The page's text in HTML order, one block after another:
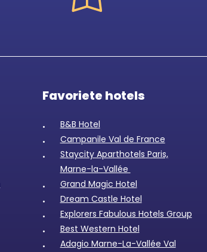
Favoriete hotels
B&B Hotel
Campanile Val de France
Staycity Aparthotels Paris,
Marne-la-Vallée
Grand Magic Hotel
Dream Castle Hotel
Explorers Fabulous Hotels Group
Best Western Hotel
Adagio Marne-La-Vallée Val